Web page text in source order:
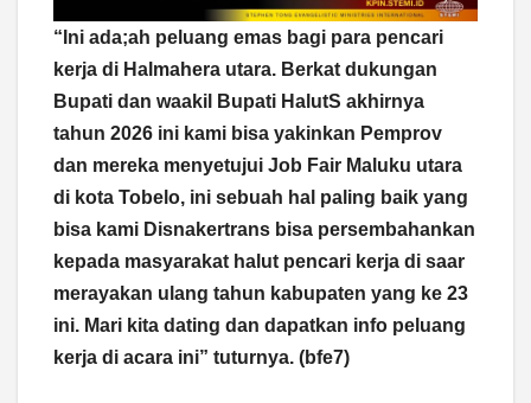
“Ini ada;ah peluang emas bagi para pencari
kerja di Halmahera utara. Berkat dukungan
Bupati dan waakil Bupati HalutS akhirnya
tahun 2026 ini kami bisa yakinkan Pemprov
dan mereka menyetujui Job Fair Maluku utara
di kota Tobelo, ini sebuah hal paling baik yang
bisa kami Disnakertrans bisa persembahankan
kepada masyarakat halut pencari kerja di saar
merayakan ulang tahun kabupaten yang ke 23
ini. Mari kita dating dan dapatkan info peluang
kerja di acara ini” tuturnya. (bfe7)